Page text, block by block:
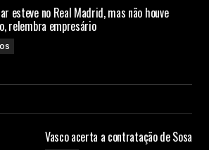
esteve no Real Madrid, mas não houve
relembra empresário
Vasco acerta a contratação de Sosa